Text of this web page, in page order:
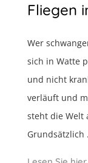
Fliegen
Wer
sich in Watte
und nicht
verläuft und
steht die Welt
Grundsätzlich